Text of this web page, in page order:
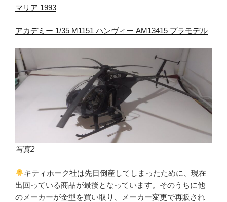
マリア 1993
アカデミー 1/35 M1151 ハンヴィー AM13415 プラモデル
写真2
キティホーク社は先日倒産してしまったために、現在
出回っている商品が最後となっています。そのうちに他
のメーカーが金型を買い取り、メーカー変更で再販され